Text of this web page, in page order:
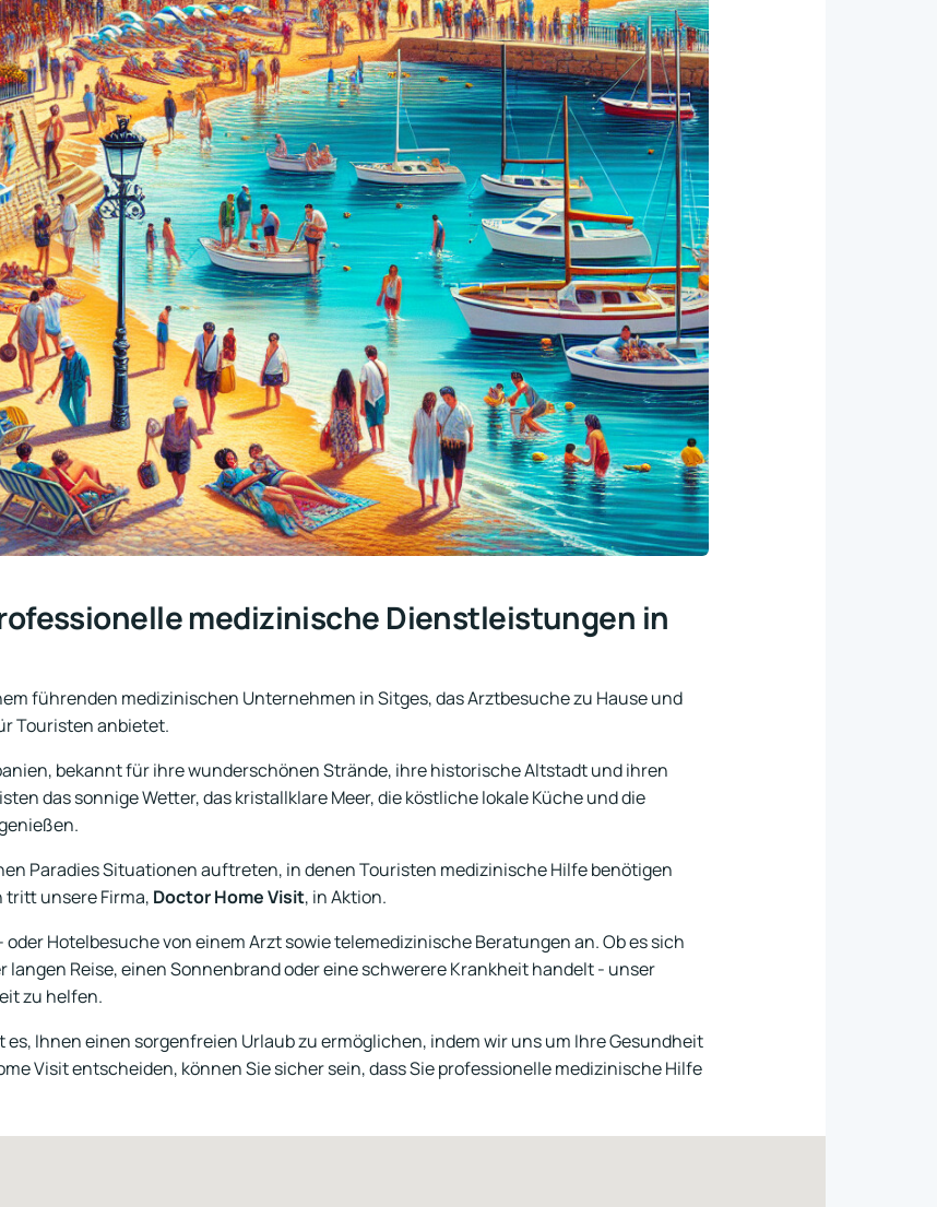
medizinische Dienstleistungen in
führenden medizinischen Unternehmen in Sitges, das Arztbesuche zu Hause und
Touristen anbietet.
bekannt für ihre wunderschönen Strände, ihre historische Altstadt und ihren
das sonnige Wetter, das kristallklare Meer, die köstliche lokale Küche und die
Paradies Situationen auftreten, in denen Touristen medizinische Hilfe benötigen
tritt unsere Firma, Doctor Home Visit, in Aktion.
Hotelbesuche von einem Arzt sowie telemedizinische Beratungen an. Ob es sich
Reise, einen Sonnenbrand oder eine schwerere Krankheit handelt - unser
zu helfen.
Ihnen einen sorgenfreien Urlaub zu ermöglichen, indem wir uns um Ihre Gesundheit
Visit entscheiden, können Sie sicher sein, dass Sie professionelle medizinische Hilfe